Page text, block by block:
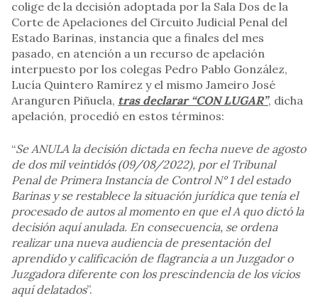
colige de la decisión adoptada por la Sala Dos de la
Corte de Apelaciones del Circuito Judicial Penal del
Estado Barinas, instancia que a finales del mes
pasado, en atención a un recurso de apelación
interpuesto por los colegas Pedro Pablo González,
Lucía Quintero Ramírez y el mismo Jameiro José
Aranguren Piñuela, tras declarar “CON LUGAR”, dicha
apelación, procedió en estos términos:
“Se ANULA la decisión dictada en fecha nueve de agosto
de dos mil veintidós (09/08/2022), por el Tribunal
Penal de Primera Instancia de Control N° 1 del estado
Barinas y se restablece la situación jurídica que tenía el
procesado de autos al momento en que el A quo dictó la
decisión aquí anulada. En consecuencia, se ordena
realizar una nueva audiencia de presentación del
aprendido y calificación de flagrancia a un Juzgador o
Juzgadora diferente con los prescindencia de los vicios
aquí delatados”.